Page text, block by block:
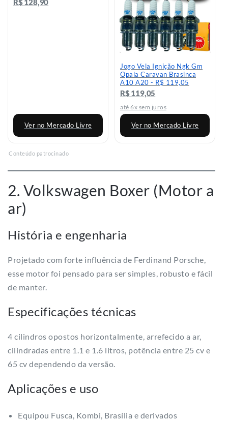
R$ 128,90
Ver no Mercado Livre
Jogo Vela Ignição Ngk Gm
Opala Caravan Brasinca
A10 A20 - R$ 119,05
R$ 119,05
até 6x sem juros
Ver no Mercado Livre
Conteúdo patrocinado
2. Volkswagen Boxer (Motor a
ar)
História e engenharia
Projetado com forte influência de Ferdinand Porsche,
esse motor foi pensado para ser simples, robusto e fácil
de manter.
Especificações técnicas
4 cilindros opostos horizontalmente, arrefecido a ar,
cilindradas entre 1.1 e 1.6 litros, potência entre 25 cv e
65 cv dependendo da versão.
Aplicações e uso
Equipou Fusca, Kombi, Brasília e derivados